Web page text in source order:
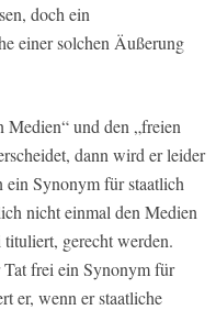
doch ein
einer solchen Äußerung
Medien“ und den „freien
dann wird er leider
Synonym für staatlich
nicht einmal den Medien
gerecht werden.
Tat frei ein Synonym für
er, wenn er staatliche